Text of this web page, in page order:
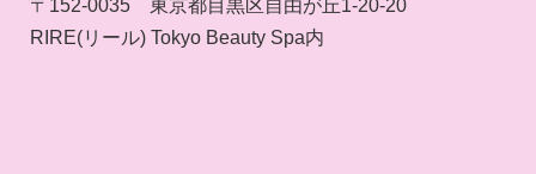
〒152-0035 東京都目黒区自由が丘1-20-20
RIRE(リール) Tokyo Beauty Spa内